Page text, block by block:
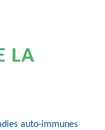
LA
auto-immunes